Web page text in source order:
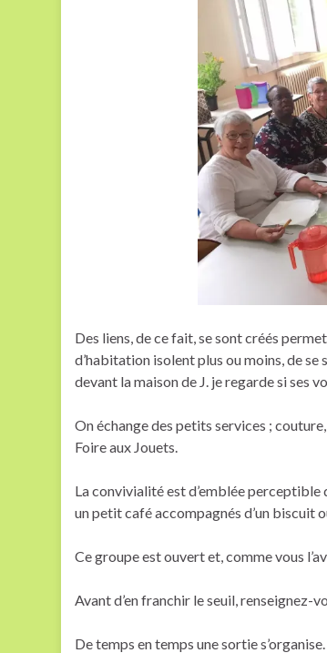
Des liens, de ce fait, se sont créés
d’habitation isolent plus ou moins, de se
devant la maison de J. je regarde si ses
On échange des petits services ;
Foire aux Jouets.
La convivialité est d’emblée perceptible
un petit café accompagnés d’un biscuit
Ce groupe est ouvert et, comme vous
Avant d’en franchir le seuil, renseignez-
De temps en temps une sortie s’organise.